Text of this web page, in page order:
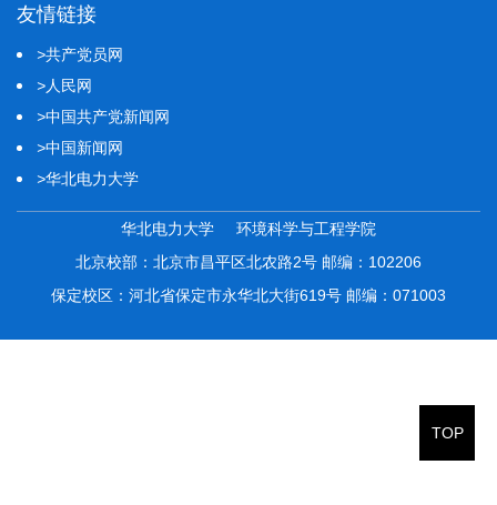
TOP
友情链接
>共产党员网
>人民网
>中国共产党新闻网
>中国新闻网
>华北电力大学
华北电力大学 环境科学与工程学院
北京校部：北京市昌平区北农路2号 邮编：102206
保定校区：河北省保定市永华北大街619号 邮编：071003